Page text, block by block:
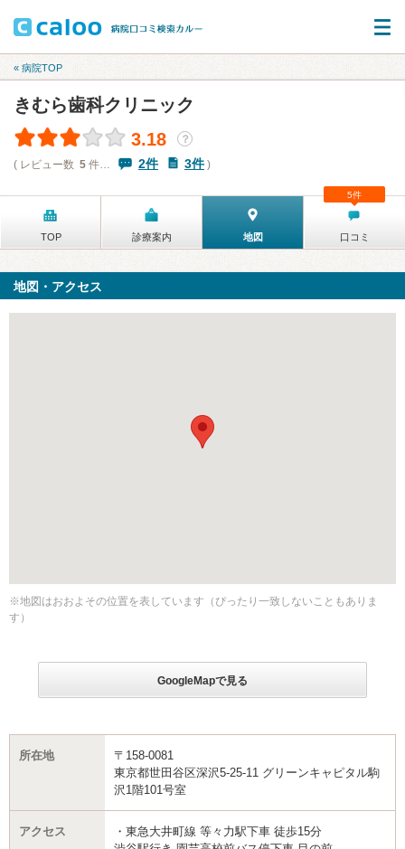
« 病院TOP
きむら歯科クリニック
3.18
？
( レビュー数 5 件… 2件 3件)
TOP 診療案内 地図 口コミ
5件
地図・アクセス
※地図はおおよその位置を表しています（ぴったり一致しないこともありま
す）
GoogleMapで見る
所在地
〒158-0081
東京都世田谷区深沢5-25-11 グリーンキャピタル駒
沢1階101号室
アクセス
・東急大井町線 等々力駅下車 徒歩15分